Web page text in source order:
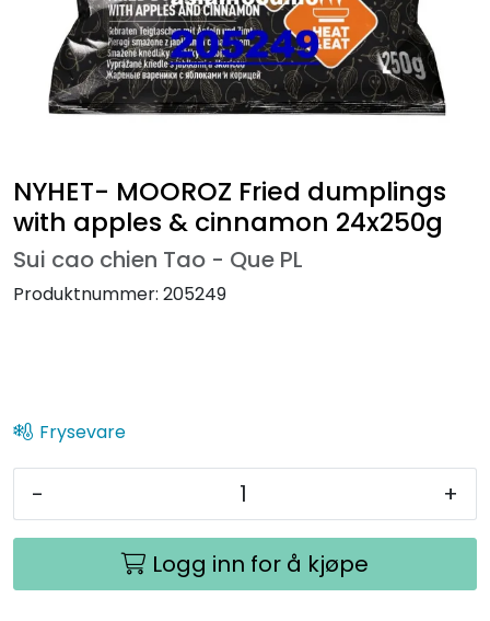
NYHET- MOOROZ Fried dumplings
with apples & cinnamon 24x250g
Sui cao chien Tao - Que PL
Produktnummer: 205249
Frysevare
- +
Logg inn for å kjøpe